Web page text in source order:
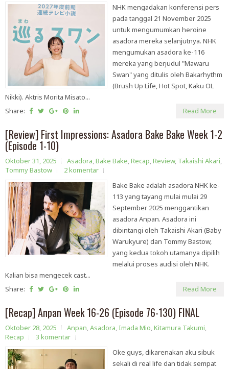
NHK mengadakan konferensi pers
pada tanggal 21 November 2025
untuk mengumumkan heroine
asadora mereka selanjutnya. NHK
mengumukan asadora ke-116
mereka yang berjudul "Mawaru
Swan" yang ditulis oleh Bakarhythm
(Brush Up Life, Hot Spot, Kaku OL
Nikki). Aktris Morita Misato...
Share:
Read More
[Review] First Impressions: Asadora Bake Bake Week 1-2
(Episode 1-10)
Oktober 31, 2025 Asadora,Bake Bake,Recap,Review, Takaishi Akari,
Tommy Bastow
2 komentar
Bake Bake adalah asadora NHK ke-
113 yang tayang mulai mulai 29
September 2025 menggantikan
asadora Anpan. Asadora ini
dibintangi oleh Takaishi Akari (Baby
Warukyure) dan Tommy Bastow,
yang kedua tokoh utamanya dipilih
melalui proses audisi oleh NHK.
Kalian bisa mengecek cast...
Share:
Read More
[Recap] Anpan Week 16-26 (Episode 76-130) FINAL
Oktober 28, 2025 Anpan,Asadora,Imada Mio,Kitamura Takumi,
Recap
3 komentar
Oke guys, dikarenakan aku sibuk
sekali di real life dan tidak sempat